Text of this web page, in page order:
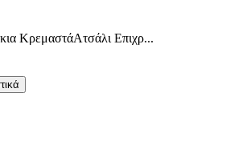
ΚρεμαστάΑτσάλι Επιχρ...